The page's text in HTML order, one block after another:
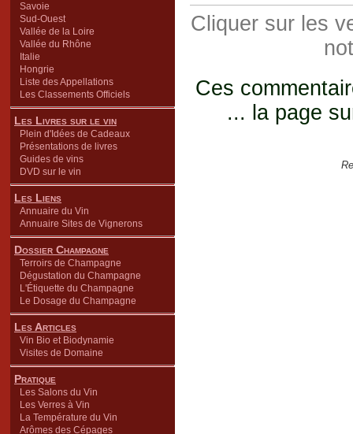
Savoie
Sud-Ouest
Vallée de la Loire
Vallée du Rhône
Italie
Hongrie
Liste des Appellations
Les Classements Officiels
Les Livres sur le vin
Plein d'Idées de Cadeaux
Présentations de livres
Guides de vins
DVD sur le vin
Les Liens
Annuaire du Vin
Annuaire Sites de Vignerons
Dossier Champagne
Terroirs de Champagne
Dégustation du Champagne
L'Étiquette du Champagne
Le Dosage du Champagne
Les Articles
Vin Bio et Biodynamie
Visites de Domaine
Pratique
Les Salons du Vin
Les Verres à Vin
La Température du Vin
Arômes des Cépages
Cliquer sur les
Ces
... la page